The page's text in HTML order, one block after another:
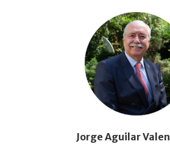
Jorge Aguilar